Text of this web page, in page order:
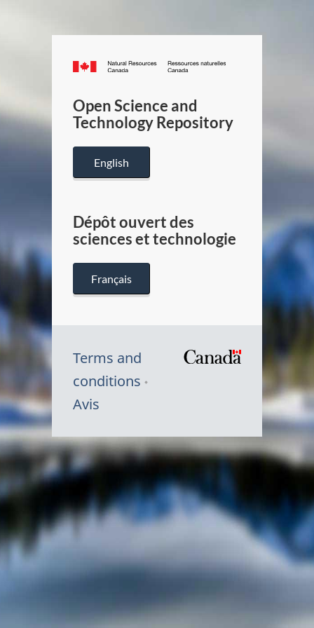
Canada.ca
/
Canada
Open Science and
Technology Repository
English
Dépôt ouvert des
sciences et technologie
Français
Terms and
conditions
Avis
Symbole
du
Canada